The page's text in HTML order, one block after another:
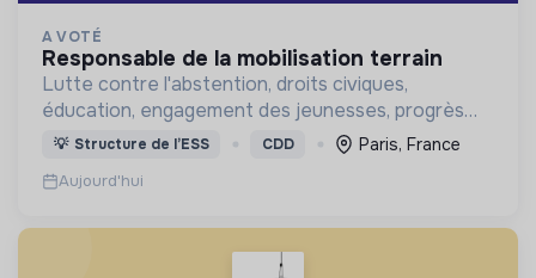
A VOTÉ
responsable de la mobilisation terrain
Lutte contre l'abstention, droits civiques,
éducation, engagement des jeunesses, progrès
démocratique
💡 Structure de l’ESS CDD Paris, France
Aujourd'hui